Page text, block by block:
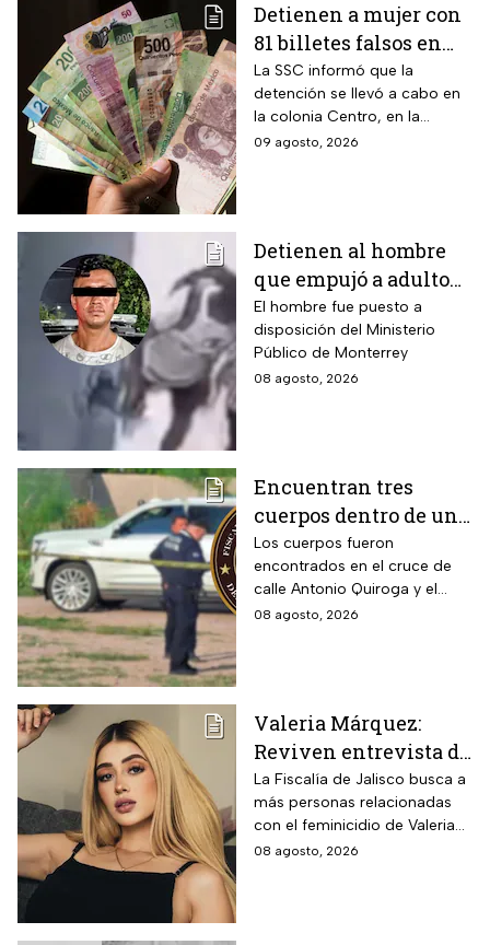
Detienen a mujer con
81 billetes falsos en
CDMX: ¿Cómo
identificar “dinero
patito”?
La SSC informó que la
detención se llevó a cabo en
la colonia Centro, en la
alcaldía Cuauhtémoc; llevaba
09 agosto, 2026
Detienen al hombre
que empujó a adulto
mayor frente a un
tráiler en Monterrey
El hombre fue puesto a
disposición del Ministerio
Público de Monterrey
08 agosto, 2026
Encuentran tres
cuerpos dentro de una
camioneta de lujo en
Hermosillo;
investigan posible
riña
Los cuerpos fueron
encontrados en el cruce de
calle Antonio Quiroga y el
Boulevard Camino del Serie
08 agosto, 2026
Valeria Márquez:
Reviven entrevista de
Vivian de la torre en
donde se deslindó del
feminicidio de su
amiga
La Fiscalía de Jalisco busca a
más personas relacionadas
con el feminicidio de Valeria
Márquez, mientras vuelve a
08 agosto, 2026